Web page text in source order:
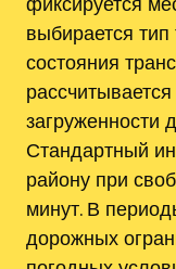
выбирается
состояния
загруженности
Стандартный
району при
минут. В
дорожных